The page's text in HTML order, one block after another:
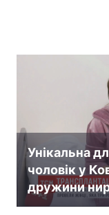
Спорт
Техно і зв'язок
Унікальна
чоловік у
дружини